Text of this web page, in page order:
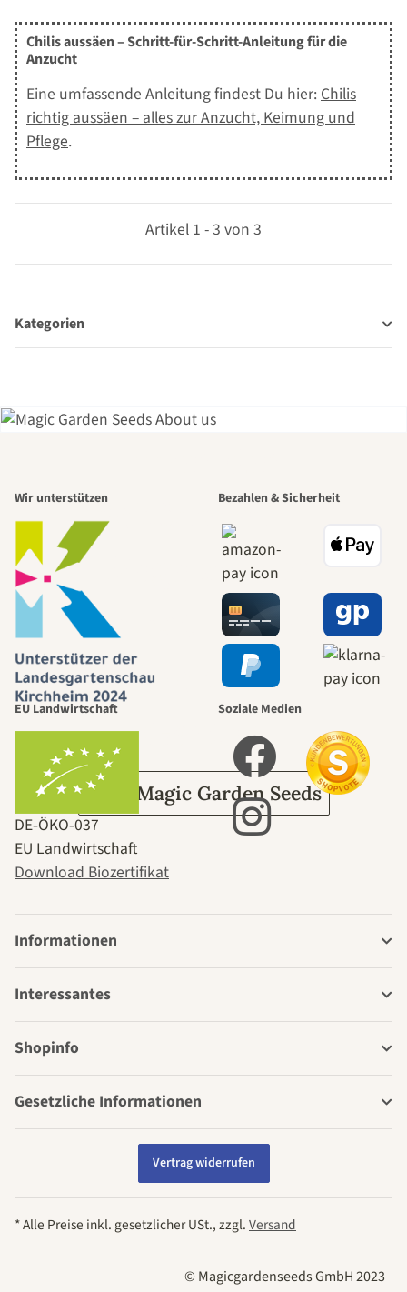
Chilis aussäen – Schritt-für-Schritt-Anleitung für die
Anzucht
Eine umfassende Anleitung findest Du hier: Chilis
richtig aussäen – alles zur Anzucht, Keimung und
Pflege.
Artikel 1 - 3 von 3
Kategorien
schönsten
Wege zu uns
selbst führt
durch den
Garten
Über Magic Garden Seeds
Wir unterstützen Bezahlen & Sicherheit
EU Landwirtschaft
DE‑ÖKO‑037
EU Landwirtschaft
Download Biozertifikat
Soziale Medien
Informationen
Interessantes
Shopinfo
Gesetzliche Informationen
Vertrag widerrufen
* Alle Preise inkl. gesetzlicher USt., zzgl.Versand
© Magicgardenseeds GmbH 2023